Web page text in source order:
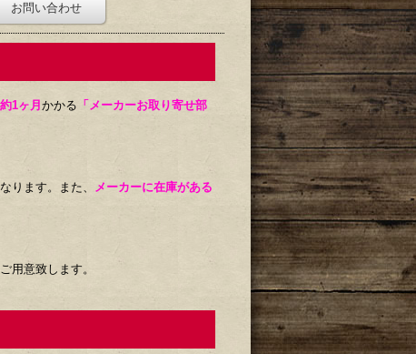
お問い合わせ
約1ヶ月 かかる 「メーカーお取り寄せ部
ります。また、 メーカーに在庫がある
用意致します。